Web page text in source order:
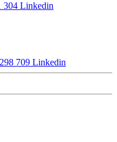
304 Linkedin
709 Linkedin